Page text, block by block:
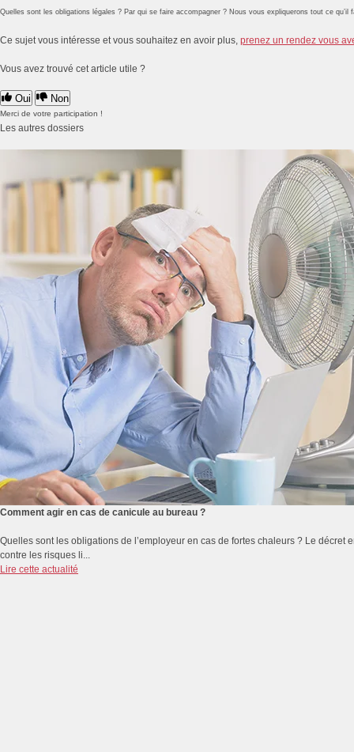
Quelles sont les obligations légales ? Par qui se faire accompagner ? Nous vous expliquerons tout ce qu’il
Ce sujet vous intéresse et vous souhaitez en avoir plus, prenez un rendez vous
Vous avez trouvé cet article utile ?
Oui Non
Merci de votre participation !
Les autres dossiers
Comment agir en cas de canicule au bureau ?
Quelles sont les obligations de l’employeur en cas de fortes chaleurs ? Le
contre les risques li...
Lire cette actualité